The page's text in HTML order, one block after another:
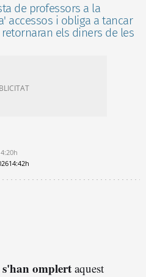
de professors a la
accessos i obliga a tancar
els diners de les
14:42h
omplert aquest